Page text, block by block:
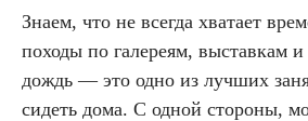
Знаем, что не всегда хватает
походы по галереям, выставкам
дождь — это одно из лучших
сидеть дома. С одной стороны,